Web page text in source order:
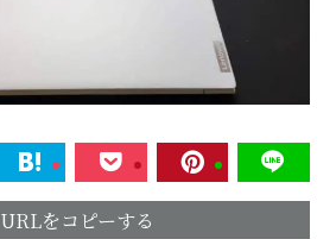
URLをコピーする